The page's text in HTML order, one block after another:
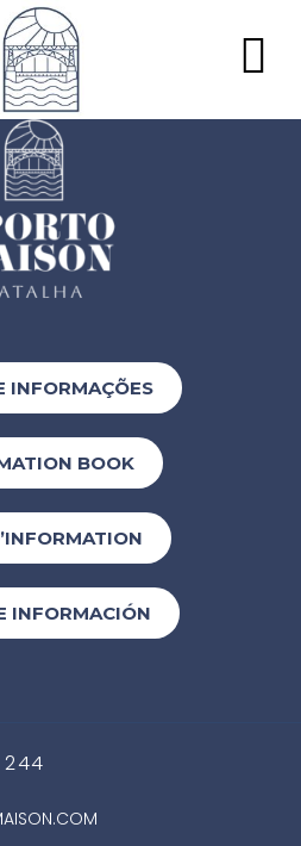
INFORMAÇÕES
BOOK
INFORMACIÓN
244